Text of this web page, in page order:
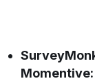
Momentive: